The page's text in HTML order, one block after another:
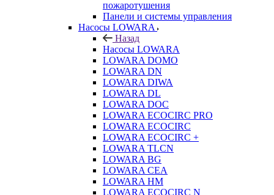
пожаротушения
Панели и системы управления
Насосы LOWARA
Назад
Насосы LOWARA
LOWARA DOMO
LOWARA DN
LOWARA DIWA
LOWARA DL
LOWARA DOC
LOWARA ECOCIRC PRO
LOWARA ECOCIRC
LOWARA ECOCIRC +
LOWARA TLCN
LOWARA BG
LOWARA CEA
LOWARA HM
LOWARA ECOCIRC N